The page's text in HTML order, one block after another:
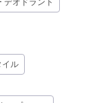
デオドラント
イル